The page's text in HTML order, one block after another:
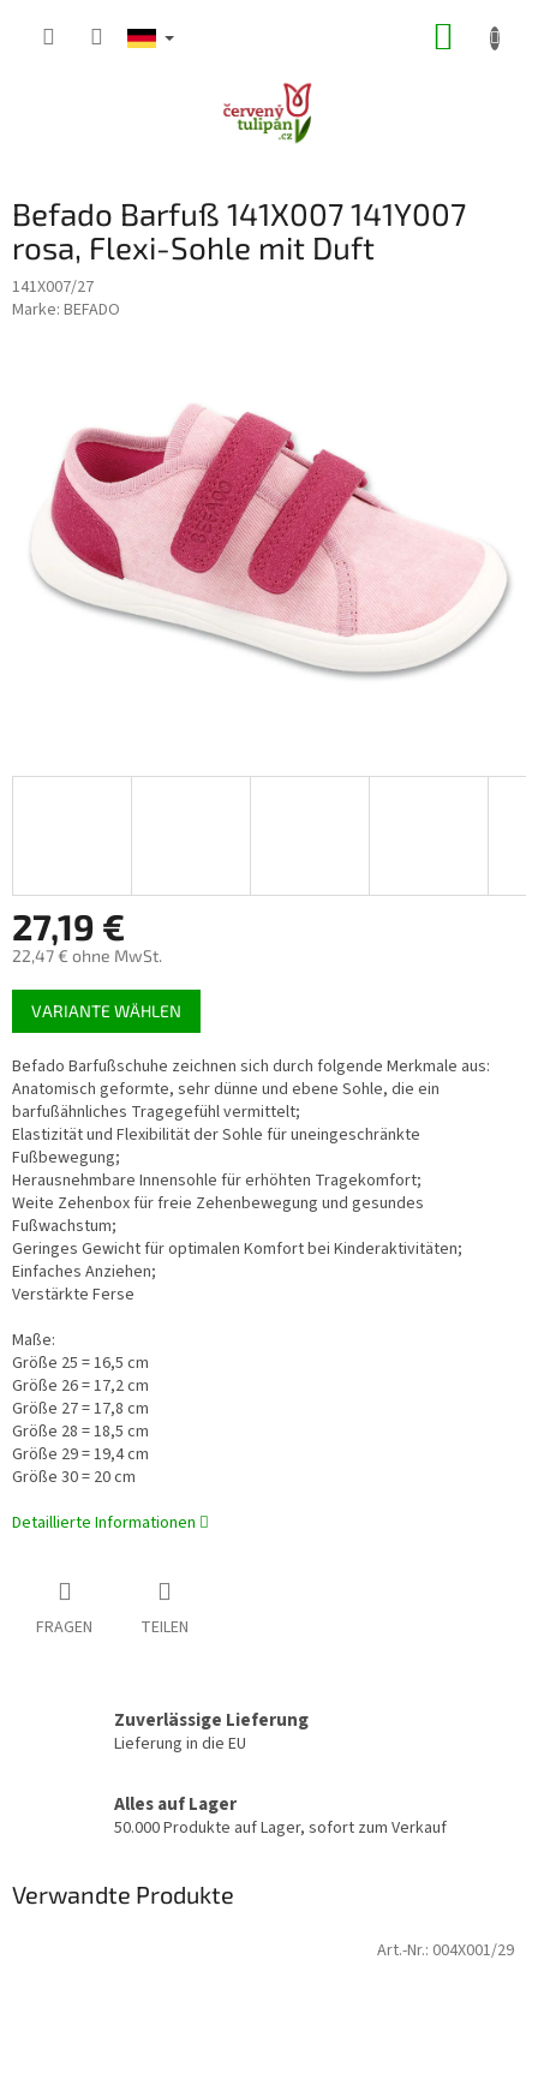
Befado Barfuß 141X007 141Y007
rosa, Flexi-Sohle mit Duft
141X007/27
Marke: BEFADO
27,19 €
22,47 € ohne MwSt.
Verkaufspreis:
VARIANTE WÄHLEN
Befado Barfußschuhe zeichnen sich durch folgende Merkmale aus:
Anatomisch geformte, sehr dünne und ebene Sohle, die ein
barfußähnliches Tragegefühl vermittelt;
Elastizität und Flexibilität der Sohle für uneingeschränkte
Fußbewegung;
Herausnehmbare Innensohle für erhöhten Tragekomfort;
Weite Zehenbox für freie Zehenbewegung und gesundes
Fußwachstum;
Geringes Gewicht für optimalen Komfort bei Kinderaktivitäten;
Einfaches Anziehen;
Verstärkte Ferse
Maße:
Größe 25 = 16,5 cm
Größe 26 = 17,2 cm
Größe 27 = 17,8 cm
Größe 28 = 18,5 cm
Größe 29 = 19,4 cm
Größe 30 = 20 cm
Detaillierte Informationen
FRAGEN TEILEN
Zuverlässige Lieferung
Lieferung in die EU
Alles auf Lager
50.000 Produkte auf Lager, sofort zum Verkauf
Verwandte Produkte
Art.-Nr.: 004X001/29